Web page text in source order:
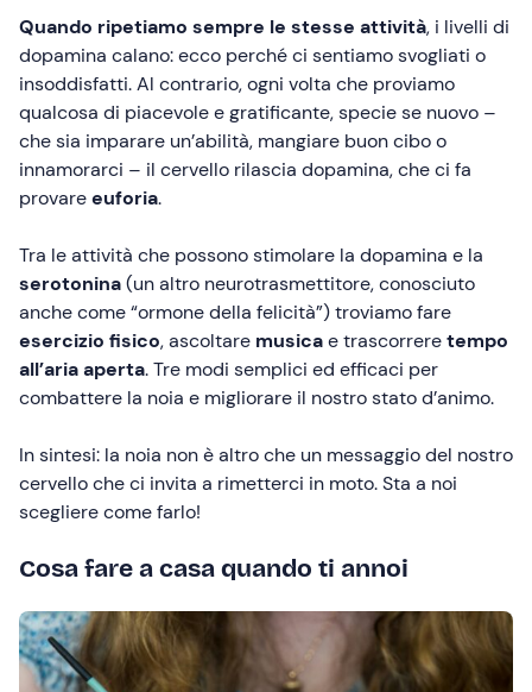
Quando ripetiamo sempre le stesse attività, i livelli di
dopamina calano: ecco perché ci sentiamo svogliati o
insoddisfatti. Al contrario, ogni volta che proviamo
qualcosa di piacevole e gratificante, specie se nuovo –
che sia imparare un’abilità, mangiare buon cibo o
innamorarci – il cervello rilascia dopamina, che ci fa
provareeuforia.
Tra le attività che possono stimolare la dopamina e la
serotonina(un altro neurotrasmettitore, conosciuto
anche come “ormone della felicità”) troviamo fare
esercizio fisico,ascoltare musicaetrascorreretempo
all’aria aperta. Tre modi semplici ed efficaci per
combattere la noia e migliorare il nostro stato d’animo.
In sintesi: la noia non è altro che un messaggio del nostro
cervello che ci invita a rimetterci in moto. Sta a noi
scegliere come farlo!
Cosa fare a casa quando ti annoi